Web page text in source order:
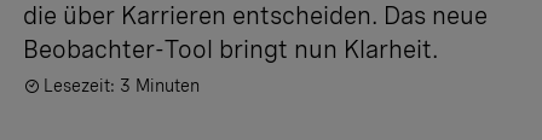
die über Karrieren entscheiden. Das neue
Beobachter-Tool bringt nun Klarheit.
Lesezeit: 3 Minuten